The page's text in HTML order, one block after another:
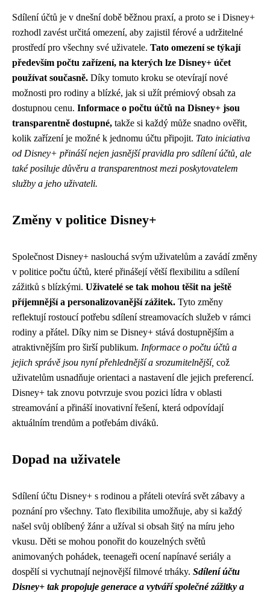
Sdílení účtů je v dnešní době běžnou praxí, a proto se i Disney+
rozhodl zavést určitá omezení, aby zajistil férové a udržitelné
prostředí pro všechny své uživatele. Tato omezení se týkají
především počtu zařízení, na kterých lze Disney+ účet
používat současně. Díky tomuto kroku se otevírají nové
možnosti pro rodiny a blízké, jak si užít prémiový obsah za
dostupnou cenu. Informace o počtu účtů na Disney+ jsou
transparentně dostupné, takže si každý může snadno ověřit,
kolik zařízení je možné k jednomu účtu připojit. Tato iniciativa
od Disney+ přináší nejen jasnější pravidla pro sdílení účtů, ale
také posiluje důvěru a transparentnost mezi poskytovatelem
služby a jeho uživateli.
Změny v politice Disney+
Společnost Disney+ naslouchá svým uživatelům a zavádí změny
v politice počtu účtů, které přinášejí větší flexibilitu a sdílení
zážitků s blízkými. Uživatelé se tak mohou těšit na ještě
příjemnější a personalizovanější zážitek. Tyto změny
reflektují rostoucí potřebu sdílení streamovacích služeb v rámci
rodiny a přátel. Díky nim se Disney+ stává dostupnějším a
atraktivnějším pro širší publikum. Informace o počtu účtů a
jejich správě jsou nyní přehlednější a srozumitelnější, což
uživatelům usnadňuje orientaci a nastavení dle jejich preferencí.
Disney+ tak znovu potvrzuje svou pozici lídra v oblasti
streamování a přináší inovativní řešení, která odpovídají
aktuálním trendům a potřebám diváků.
Dopad na uživatele
Sdílení účtu Disney+ s rodinou a přáteli otevírá svět zábavy a
poznání pro všechny. Tato flexibilita umožňuje, aby si každý
našel svůj oblíbený žánr a užíval si obsah šitý na míru jeho
vkusu. Děti se mohou ponořit do kouzelných světů
animovaných pohádek, teenageři ocení napínavé seriály a
dospělí si vychutnají nejnovější filmové trháky. Sdílení účtu
Disney+ tak propojuje generace a vytváří společné zážitky a